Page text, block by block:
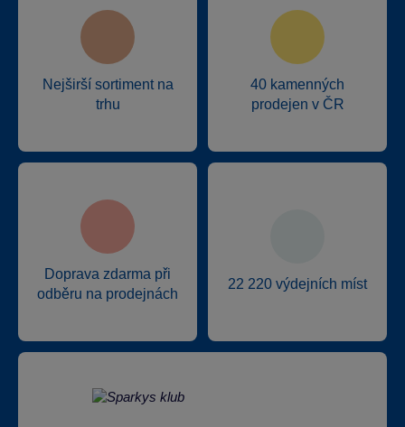
Nejširší sortiment na
trhu
40 kamenných
prodejen v ČR
Doprava zdarma při
odběru na prodejnách
22 220 výdejních míst